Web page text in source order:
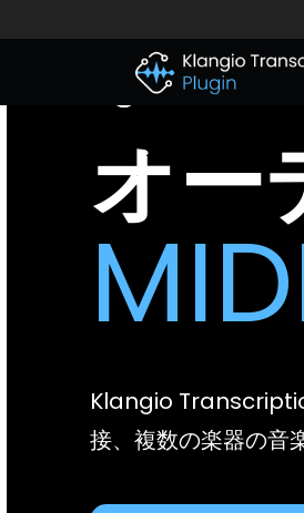
Klangio
Plugin
オー
Klangio
接、複数の楽器の音